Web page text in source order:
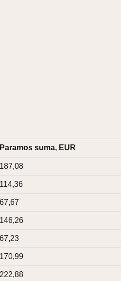
Paramos suma, EUR
187,08
114,36
67,67
146,26
67,23
170,99
222,88